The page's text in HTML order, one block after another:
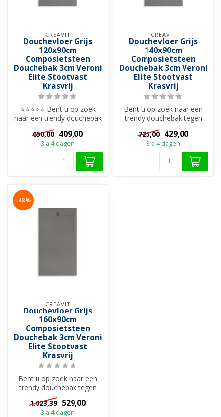
CREAVIT
Douchevloer Grijs
120x90cm
Composietsteen
Douchebak 3cm Veroni
Elite Stootvast
Krasvrij
⭐⭐⭐⭐⭐ Bent u op zoek
naar een trendy douchebak
tegen scherpste prijs?
Bekijk dan...
650,00 409,00
3 a 4 dagen
CREAVIT
Douchevloer Grijs
140x90cm
Composietsteen
Douchebak 3cm Veroni
Elite Stootvast
Krasvrij
Bent u op zoek naar een
trendy douchebak tegen
scherpste prijs? Bekijk dan
deze ...
725,00 429,00
3 a 4 dagen
-48%
CREAVIT
Douchevloer Grijs
160x90cm
Composietsteen
Douchebak 3cm Veroni
Elite Stootvast
Krasvrij
Bent u op zoek naar een
trendy douchebak tegen
scherpste prijs? Bekijk dan
deze ...
1.023,39 529,00
3 a 4 dagen